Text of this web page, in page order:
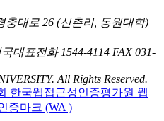
충대로 26 (신촌리, 동원대학)
국대표전화 1544-4114 FAX 031-
All Rights Reserved.